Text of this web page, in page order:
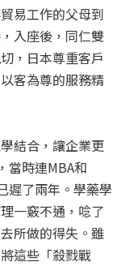
易工作的父母到
入座後，同仁雙
，日本尊重客戶
客為尊的服務精
結合，讓企業更
當時連MBA和
遲了兩年。學藥學
一竅不通，唸了
所做的得失。雖
這些「殺戮戰